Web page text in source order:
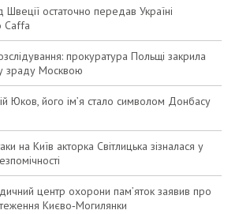
остаточно передав Україні
Caffa
прокуратура Польщі закрила
зраду Москвою
Юков, його ім’я стало символом Донбасу
на Київ акторка Світлицька зізналася у
центр охорони пам’яток заявив про
Києво‑Могилянки